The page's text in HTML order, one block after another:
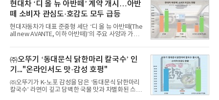
디교육, 대교, 디지
대상으로 지난 7월 7일부터 8월 7일까지 수집된 소비
자 빅데이터 91,102,549건을 분석한 결과, 한국전력
공사가 브랜드평판지수 10,670,633을 기록하며 8월
1위에 올랐다고 밝혔다. 분석에 활용된 빅데이터는 지
난 7월(88,893,823건) 대비 2.48% 증가한 수치다.연
수력원자력, 한국석
현대차 ‘디 올 뉴 아반떼’ 계약 개시…아반
떼 소비자 관심도·호감도 모두 급등
현대자동차가 대표 준중형 세단 ‘디 올 뉴 아반떼(The
all new AVANTE, 이하 아반떼)’의 주요 사양과 가격
떼는 6년 만에 선보이는 8세대 완전변경 모델로, ▲정
교한 선과 면을 중심으로 완성한 파격적인 디자인 ▲
과거 중형 세단 수준으로 확대된 차체 제원 ▲글로벌
최고 수준의 안전성 ▲성능과 효율을 동시에 높인 주
행 완성도 ▲첨단 편의 및 디지털 사양 적용 등을 통해
글로벌 준중형 세단의 새로운 기준을 세웠다.아반떼
는 가솔린 2.0과 1.6 하이브리드 두 가지 파워트레인
㈜오뚜기 ‘동대문식 닭한마리 칼국수’ 인
기..."온라인서도 맛·감성 호평"
㈜오뚜기가 K-노포 감성을 담은 ‘동대문식 닭한마리
칼국수’ 라면이 깊고 담백한 국물 맛과 차별화된 스토